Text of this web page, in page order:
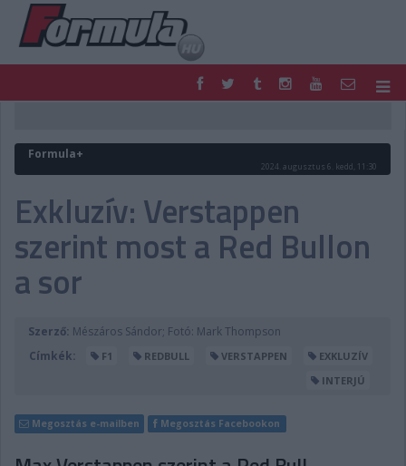
FORMULA
MOTOR
PODCAST
SHOP
TIPPJÁTÉK
DIGITÁLIS MAGAZIN
PONTÁLLÁSOK
VERSENYNAPTÁRAK
Formula+
2024. augusztus 6. kedd, 11:30
Exkluzív: Verstappen
szerint most a Red Bullon
a sor
Szerző: Mészáros Sándor; Fotó: Mark Thompson
Címkék:
F1 REDBULL VERSTAPPEN
EXKLUZÍV
INTERJÚ
Megosztás e-mailben Megosztás Facebookon